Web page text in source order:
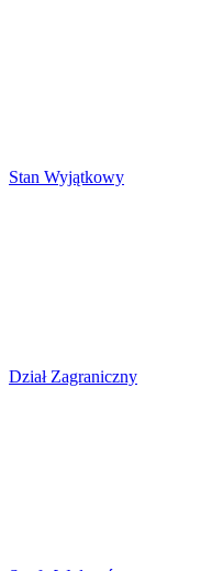
Stan Wyjątkowy
Dział Zagraniczny